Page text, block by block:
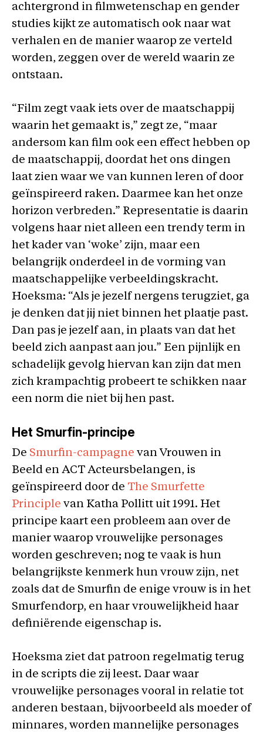
achtergrond in filmwetenschap en gender
studies kijkt ze automatisch ook naar wat
verhalen en de manier waarop ze verteld
worden, zeggen over de wereld waarin ze
ontstaan.
“Film zegt vaak iets over de maatschappij
waarin het gemaakt is,” zegt ze, “maar
andersom kan film ook een effect hebben op
de maatschappij, doordat het ons dingen
laat zien waar we van kunnen leren of door
geïnspireerd raken. Daarmee kan het onze
horizon verbreden.” Representatie is daarin
volgens haar niet alleen een trendy term in
het kader van ‘woke’ zijn, maar een
belangrijk onderdeel in de vorming van
maatschappelijke verbeeldingskracht.
Hoeksma: “Als je jezelf nergens terugziet, ga
je denken dat jij niet binnen het plaatje past.
Dan pas je jezelf aan, in plaats van dat het
beeld zich aanpast aan jou.” Een pijnlijk en
schadelijk gevolg hiervan kan zijn dat men
zich krampachtig probeert te schikken naar
een norm die niet bij hen past.
Het Smurfin-principe
De Smurfin-campagne van Vrouwen in
Beeld en ACT Acteursbelangen, is
geïnspireerd door de The Smurfette
Principle van Katha Pollitt uit 1991. Het
principe kaart een probleem aan over de
manier waarop vrouwelijke personages
worden geschreven; nog te vaak is hun
belangrijkste kenmerk hun vrouw zijn, net
zoals dat de Smurfin de enige vrouw is in het
Smurfendorp, en haar vrouwelijkheid haar
definiërende eigenschap is.
Hoeksma ziet dat patroon regelmatig terug
in de scripts die zij leest. Daar waar
vrouwelijke personages vooral in relatie tot
anderen bestaan, bijvoorbeeld als moeder of
minnares, worden mannelijke personages